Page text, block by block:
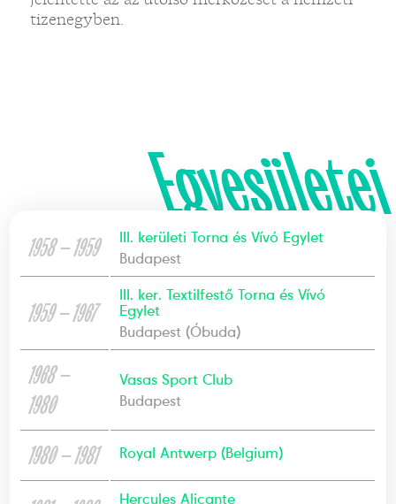
tizenegyben.
Egyesületei
1958 — 1959
III. kerületi Torna és Vívó Egylet
Budapest
1959 — 1967
III. ker. Textilfestő Torna és Vívó
Egylet
Budapest (Óbuda)
1968 —
1980
Vasas Sport Club
Budapest
1980 — 1981 Royal Antwerp (Belgium)
Hercules Alicante